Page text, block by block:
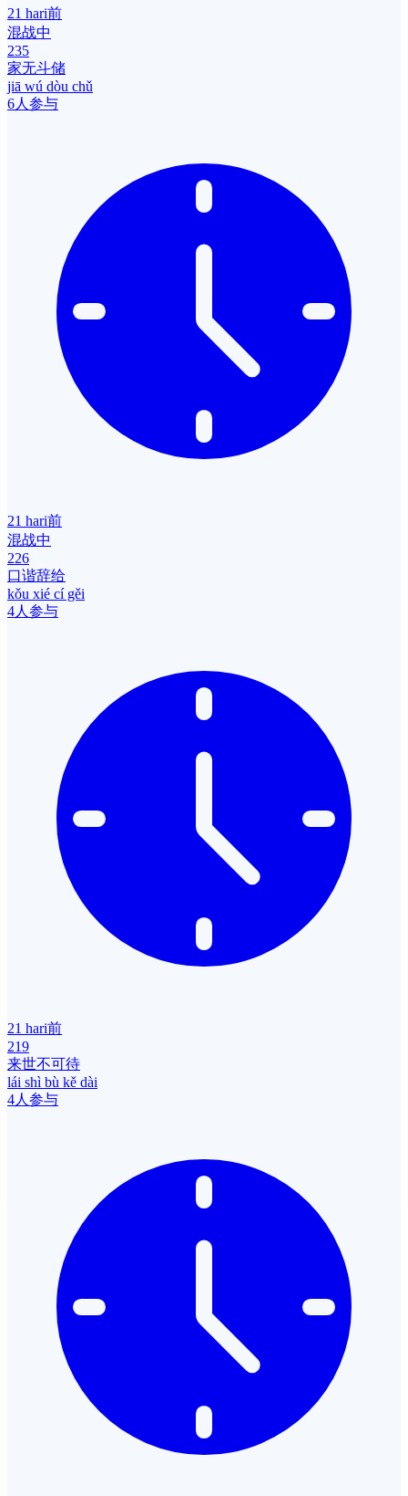
21 hari前
混战中
235
家无斗储
jiā wú dòu chǔ
6人参与
21 hari前
混战中
226
口谐辞给
kǒu xié cí gěi
4人参与
21 hari前
219
来世不可待
lái shì bù kě dài
4人参与